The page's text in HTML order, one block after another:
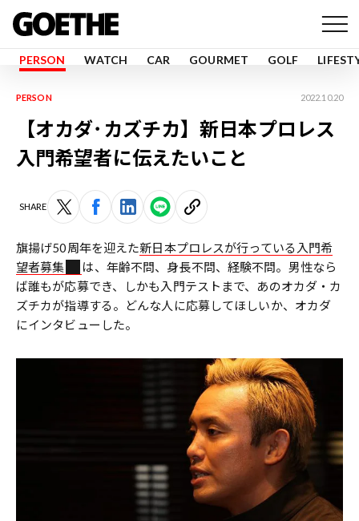
PERSON WATCH CAR GOURMET GOLF
PERSON 2022.10.20
【オカダ･カズチカ】新日本プロレス
入門希望者に伝えたいこと
SHARE
旗揚げ50周年を迎えた新日本プロレスが行っている入門希
望者募集
は、年齢不問、身長不問、経験不問。男性なら
ば誰もが応募でき、しかも入門テストまで、あのオカダ・カ
ズチカが指導する。どんな人に応募してほしいか、オカダ
にインタビューした。